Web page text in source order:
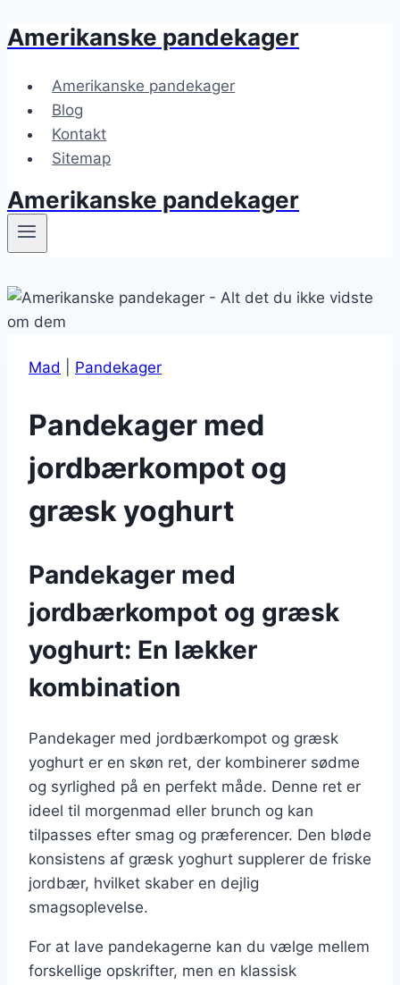
Fortsæt
indhold
Amerikanske pandekager
Amerikanske pandekager
Blog
Kontakt
Sitemap
Amerikanske pandekager
Mad Pandekager
Pandekager med
jordbærkompot og
græsk yoghurt
Pandekager med
jordbærkompot og græsk
yoghurt: En lækker
kombination
Pandekager med jordbærkompot og græsk
yoghurt er en skøn ret, der kombinerer sødme
og syrlighed på en perfekt måde. Denne ret er
ideel til morgenmad eller brunch og kan
tilpasses efter smag og præferencer. Den bløde
konsistens af græsk yoghurt supplerer de friske
jordbær, hvilket skaber en dejlig
smagsoplevelse.
For at lave pandekagerne kan du vælge mellem
forskellige opskrifter, men en klassisk